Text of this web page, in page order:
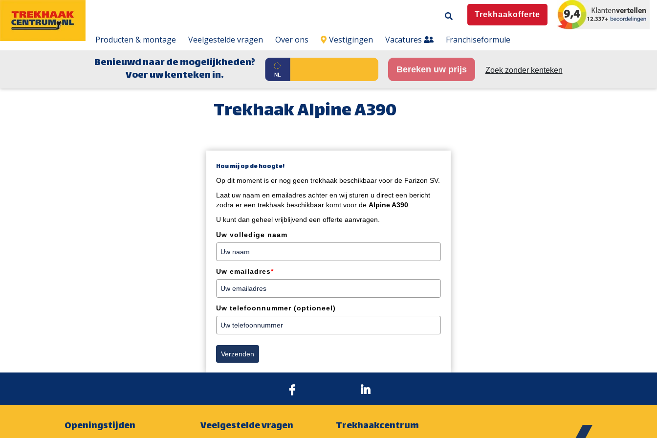
Trekhaakofferte
Producten & montage Veelgestelde vragen Over ons Vestigingen Vacatures Franchiseformule
Benieuwd naar de mogelijkheden?
Voer uw kenteken in. Bereken uw prijs Zoek zonder kenteken
Trekhaak Alpine A390
Hou mij op de hoogte!
Op dit moment is er nog geen trekhaak beschikbaar voor de Farizon SV.
Laat uw naam en emailadres achter en wij sturen u direct een bericht
zodra er een trekhaak beschikbaar komt voor de Alpine A390
U kunt dan geheel vrijblijvend een offerte aanvragen.
Uw volledige naam
Uw emailadres*
Uw telefoonnummer (optioneel)
Verzenden
Openingstijden Veelgestelde vragen Trekhaakcentrum